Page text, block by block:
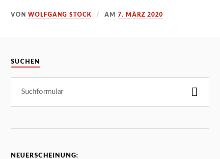
VONWOLFGANG STOCK AM 7. MÄRZ 2020
SUCHEN
NEUERSCHEINUNG: